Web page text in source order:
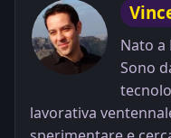
Nato a
Sono
lavorativa